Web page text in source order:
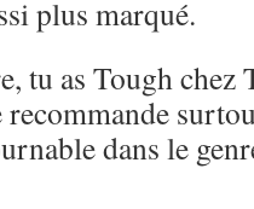
plus marqué.
tu as Tough chez
dans le